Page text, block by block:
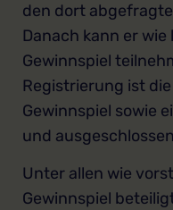
den dort
Danach kann er
Gewinnspiel
Registrierung ist
Gewinnspiel sowie
und
Unter allen wie
Gewinnspiel